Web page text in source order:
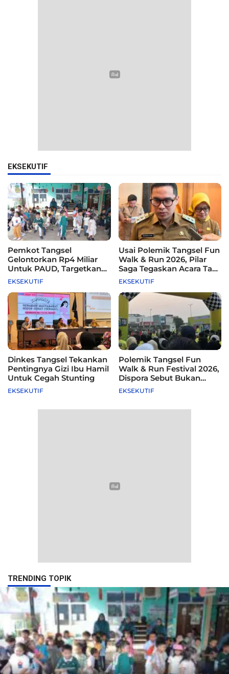
EKSEKUTIF
Pemkot Tangsel
Gelontorkan Rp4 Miliar
Untuk PAUD, Targetkan
115 Sekolah
EKSEKUTIF
Usai Polemik Tangsel Fun
Walk & Run 2026, Pilar
Saga Tegaskan Acara Tak
Difasilitasi Pemkot
EKSEKUTIF
Dinkes Tangsel Tekankan
Pentingnya Gizi Ibu Hamil
Untuk Cegah Stunting
EKSEKUTIF
Polemik Tangsel Fun
Walk & Run Festival 2026,
Dispora Sebut Bukan
Agenda Pemkot
EKSEKUTIF
TRENDING TOPIK